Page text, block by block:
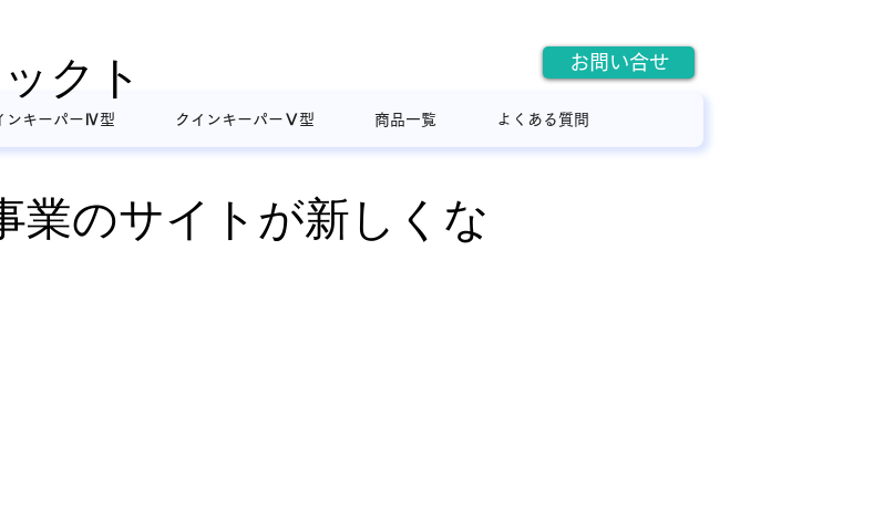
ンキーパーⅣ型 クインキーパーⅤ型 商品一覧 よくある質問
クト
お問い合せ
業のサイトが新しくな